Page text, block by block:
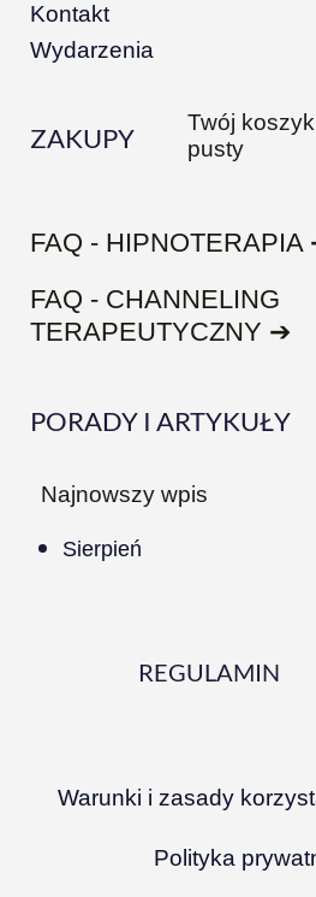
Kontakt
Wydarzenia
ZAKUPY
Twój
pusty
FAQ - HIPNOTERAPIA
FAQ - CHANNELING
TERAPEUTYCZNY ➔
PORADY I ARTYKUŁY
Najnowszy wpis
Sierpień
REGULAMIN
Warunki i zasady
Polityka